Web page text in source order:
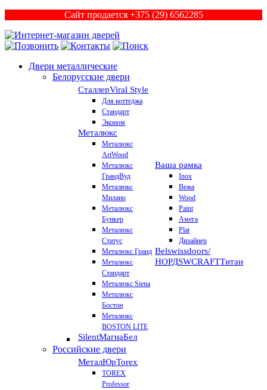
Сайт продается +375 (29) 6562285
Двери металлические
Белорусские двери
СталлерViral Style
Для коттеджа
Стандарт
Эконом
Металюкс
Металюкс
ArtWood
Металюкс
ГрандВуд
Металюкс
Милано
Металюкс
Бункер
Металюкс
Статус
Металюкс Гранд
Металюкс
Стандарт
Металюкс Siena
Металюкс
Бостон
Металюкс
BOSTON LITE
SilentМагнаБел
Ваша рамка
Inox
Вежа
Wood
Paint
Амега
Plat
Дизайнер
Belswissdoors/
НОРДSWCRAFTТитан
Российские двери
МеталЮрTorex
TOREX
Professor